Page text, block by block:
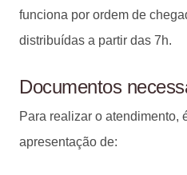
funciona por ordem de
distribuídas a partir das 7h.
Documentos
Para realizar o atendimento,
apresentação de: